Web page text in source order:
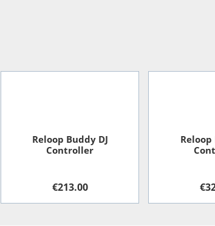
Reloop Buddy DJ
Controller
€213.00
Reloop
€